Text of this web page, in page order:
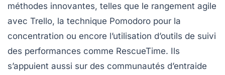
méthodes innovantes, telles que le rangement agile
avec Trello, la technique Pomodoro pour la
concentration ou encore l’utilisation d’outils de suivi
des performances comme RescueTime. Ils
s’appuient aussi sur des communautés d’entraide